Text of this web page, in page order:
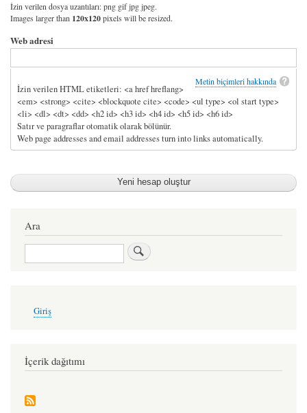
İzin verilen dosya uzantıları: png gif jpg jpeg.
Images larger than 120x120pixels will be resized.
Web adresi
Metin biçimleri hakkında
İzin verilen HTML etiketleri: <a href hreflang>
<em> <strong> <cite> <blockquote cite> <code> <ul type> <ol start type>
<li> <dl> <dt> <dd> <h2 id> <h3 id> <h4 id> <h5 id> <h6 id>
Satır ve paragraflar otomatik olarak bölünür.
Web page addresses and email addresses turn into links automatically.
Ara
Ara
account
Giriş
İçerik dağıtımı